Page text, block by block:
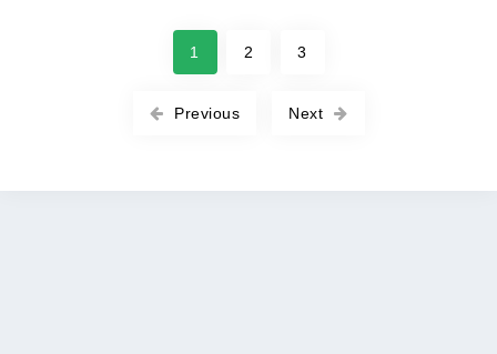
Previous
1 2 3
Next